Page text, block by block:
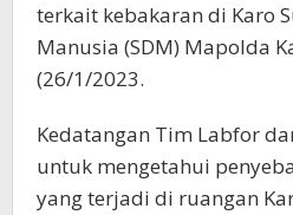
terkait kebakaran di Karo
Manusia (SDM) Mapolda
(26/1/2023.
Kedatangan Tim Labfor
untuk mengetahui
yang terjadi di ruangan